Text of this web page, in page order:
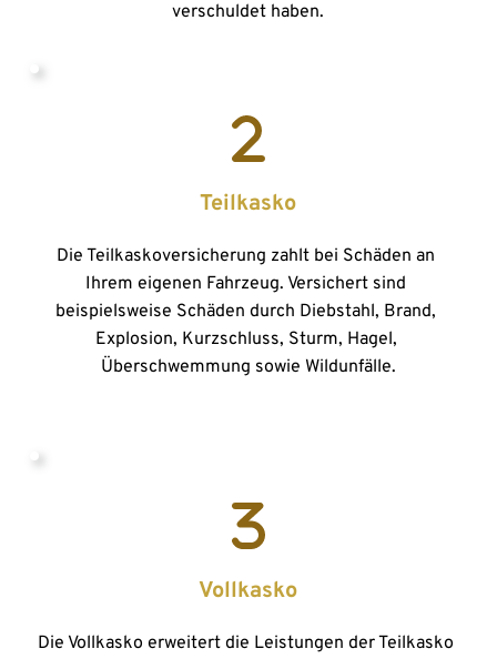
verschuldet haben.
Teilkasko
Die Teilkaskoversicherung zahlt bei Schäden an
Ihrem eigenen Fahrzeug. Versichert sind
beispielsweise Schäden durch Diebstahl, Brand,
Explosion, Kurzschluss, Sturm, Hagel,
Überschwemmung sowie Wildunfälle.
Vollkasko
Die Vollkasko erweitert die Leistungen der Teilkasko